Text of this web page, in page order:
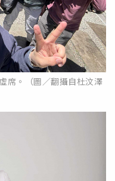
席。（圖／翻攝自杜汶澤